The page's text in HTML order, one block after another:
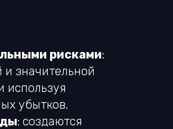
рисками:
значительной
используя
убытков.
: создаются